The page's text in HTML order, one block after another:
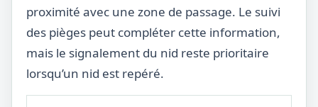
proximité avec une zone de passage. Le suivi
des pièges peut compléter cette information,
mais le signalement du nid reste prioritaire
lorsqu’un nid est repéré.